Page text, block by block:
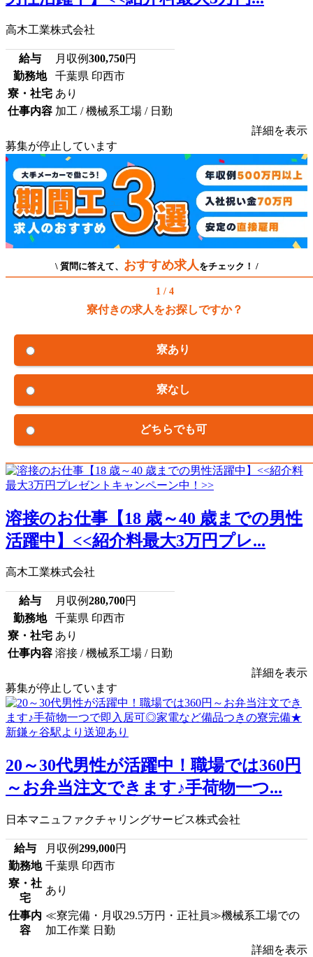
高木工業株式会社
給与 月収例300,750円
勤務地
千葉県 印西市
寮・社宅 あり
仕事内容 加工 / 機械系工場 / 日勤
詳細を表示
募集が停止しています
\ 質問に答えて、 おすすめ求人 をチェック！ /
1 / 4
寮付きの求人をお探しですか？
寮あり
寮なし
どちらでも可
溶接のお仕事【18 歳～40 歳までの男性
活躍中】<<紹介料最大3万円プレ...
高木工業株式会社
給与 月収例280,700円
勤務地
千葉県 印西市
寮・社宅 あり
仕事内容 溶接 / 機械系工場 / 日勤
詳細を表示
募集が停止しています
20～30代男性が活躍中！職場では360円
～お弁当注文できます♪手荷物一つ...
日本マニュファクチャリングサービス株式会社
給与 月収例299,000円
勤務地 千葉県 印西市
寮・社
宅
あり
仕事内
容
≪寮完備・月収29.5万円・正社員≫機械系工場での
加工作業 日勤
詳細を表示